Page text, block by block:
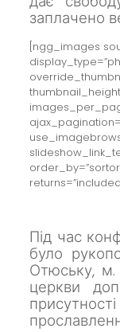
заплачено
[ngg_images
Під час
було
Отюську, м.
церкви